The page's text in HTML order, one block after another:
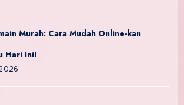
Murah: Cara Mudah Online-kan
Hari Ini!